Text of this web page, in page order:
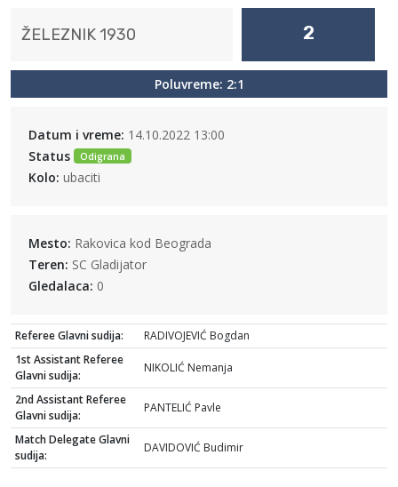
ŽELEZNIK 1930 2
Poluvreme: 2:1
Datum i vreme: 14.10.2022 13:00
Status
Odigrana
Kolo: ubaciti
Mesto: Rakovica kod Beograda
Teren: SC Gladijator
Gledalaca: 0
Referee Glavni sudija:
RADIVOJEVIĆ Bogdan
1st Assistant Referee
Glavni sudija:
NIKOLIĆ Nemanja
2nd Assistant Referee
Glavni sudija:
PANTELIĆ Pavle
Match Delegate Glavni
sudija:
DAVIDOVIĆ Budimir